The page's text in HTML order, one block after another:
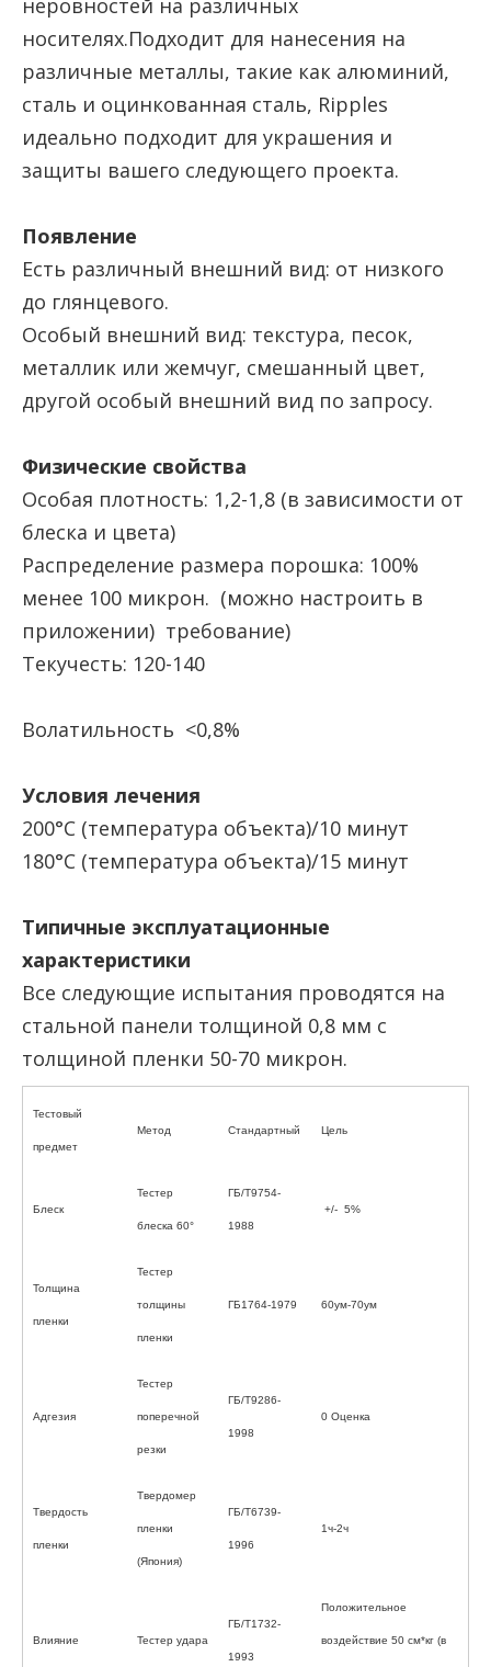
неровностей на различных
носителях.Подходит для нанесения на
различные металлы, такие как алюминий,
сталь и оцинкованная сталь, Ripples
идеально подходит для украшения и
защиты вашего следующего проекта.
Появление
Есть различный внешний вид: от низкого
до глянцевого.
Особый внешний вид: текстура, песок,
металлик или жемчуг, смешанный цвет,
другой особый внешний вид по запросу.
Физические свойства
Особая плотность: 1,2-1,8 (в зависимости от
блеска и цвета)
Распределение размера порошка: 100%
менее 100 микрон. (можно настроить в
приложении) требование)
Текучесть: 120-140
Волатильность <0,8%
Условия лечения
200°C (температура объекта)/10 минут
180°C (температура объекта)/15 минут
Типичные эксплуатационные
характеристики
Все следующие испытания проводятся на
стальной панели толщиной 0,8 мм с
толщиной пленки 50-70 микрон.
Тестовый
предмет
Метод Стандартный Цель
Блеск
Тестер
блеска 60°
ГБ/Т9754-
1988
+/- 5%
Толщина
пленки
Тестер
толщины
пленки
ГБ1764-1979 60ум-70ум
Адгезия
Тестер
поперечной
резки
ГБ/Т9286-
1998
0 Оценка
Твердость
пленки
Твердомер
пленки
(Япония)
ГБ/Т6739-
1996
1ч-2ч
Влияние Тестер удара
ГБ/Т1732-
1993
Положительное
воздействие 50 см*кг (в